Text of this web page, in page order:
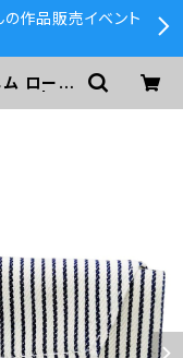
作品販売イベント
ム ロール